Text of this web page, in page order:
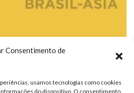
Consentimento de
usamos tecnologias como cookies
do dispositivo. O consentimento